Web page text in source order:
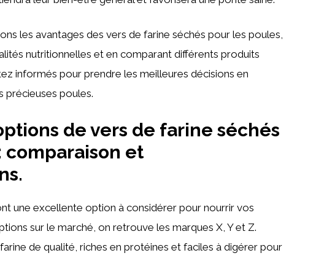
les avantages des vers de farine séchés pour les poules,
nutritionnelles et en comparant différents produits
informés pour prendre les meilleures décisions en
précieuses poules.
de vers de farine séchés
comparaison et
une excellente option à considérer pour nourrir vos
sur le marché, on retrouve les marques X, Y et Z.
de qualité, riches en protéines et faciles à digérer pour